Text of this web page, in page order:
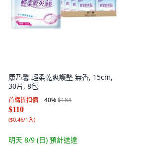
康乃馨 輕柔乾爽護墊 無香, 15cm,
30片, 8包
首購折扣價 40%$184
$110
($0.46/1入)
明天 8/9 (日) 預計送達